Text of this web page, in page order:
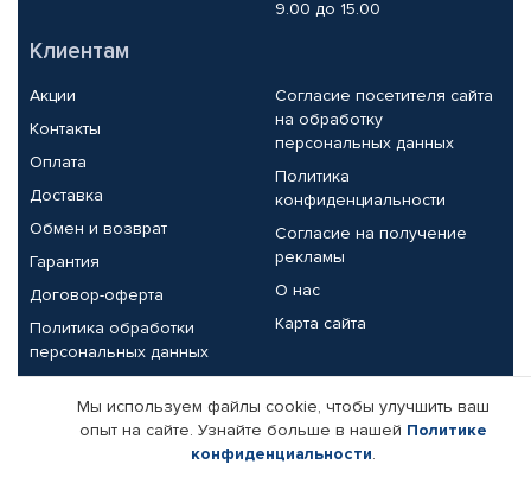
9.00 до 15.00
Клиентам
Акции
Контакты
Оплата
Доставка
Обмен и возврат
Гарантия
Договор-оферта
Политика обработки
персональных данных
Согласие посетителя сайта
на обработку
персональных данных
Политика
конфиденциальности
Согласие на получение
рекламы
О нас
Карта сайта
Партнерам
Корпоративным клиентам
Реквизиты компании
Мы используем файлы cookie, чтобы улучшить ваш
опыт на сайте. Узнайте больше в нашей Политике
конфиденциальности.